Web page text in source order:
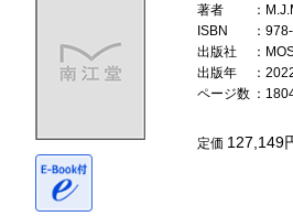
著者
：
ISBN
：
出版社
：
出版年
：
ページ数 ：
定価 127,149